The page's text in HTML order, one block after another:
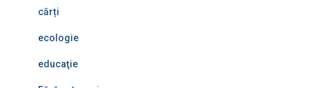
cărți
ecologie
educaţie